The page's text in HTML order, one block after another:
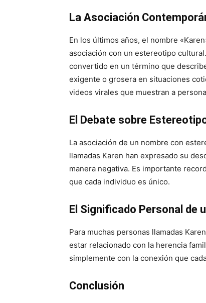
La Asociación
En los últimos años, el nombre
asociación con un estereotipo
convertido en un término que
exigente o grosera en situaciones
videos virales que muestran a
El Debate sobre
La asociación de un nombre con
llamadas Karen han expresado su
manera negativa. Es importante
que cada individuo es único.
El Significado Personal de
Para muchas personas llamadas
estar relacionado con la herencia
simplemente con la conexión que
Conclusión